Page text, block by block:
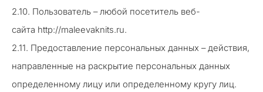
2.10. Пользователь – любой посетитель веб-
сайта http://maleevaknits.ru.
2.11. Предоставление персональных данных – действия,
направленные на раскрытие персональных данных
определенному лицу или определенному кругу лиц.